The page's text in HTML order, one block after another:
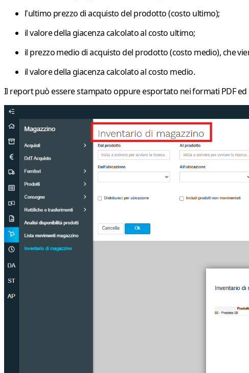
l'ultimo prezzo di acquisto del prodotto(costo ultimo);
ilvalore della giacenza calcolato al costo ultimo;
il prezzo medio di acquisto del prodotto(costo medio), che
ilvalore della giacenza calcolato al costo medio.
Il report può esserestampatooppureesportato nei formati PDFed